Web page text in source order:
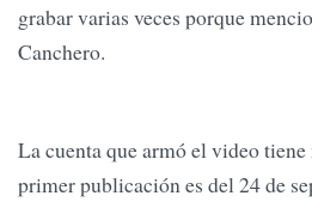
grabar varias veces porque
Canchero.
La cuenta que armó el video tiene
primer publicación es del 24 de